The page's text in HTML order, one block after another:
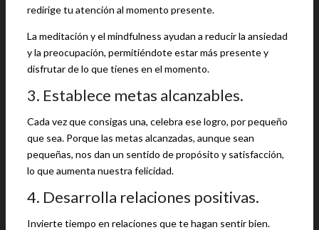
redirige tu atención al momento presente.
La meditación y el mindfulness ayudan a reducir la ansiedad
y la preocupación, permitiéndote estar más presente y
disfrutar de lo que tienes en el momento.
3. Establece metas alcanzables.
Cada vez que consigas una, celebra ese logro, por pequeño
que sea. Porque las metas alcanzadas, aunque sean
pequeñas, nos dan un sentido de propósito y satisfacción,
lo que aumenta nuestra felicidad.
4. Desarrolla relaciones positivas.
Invierte tiempo en relaciones que te hagan sentir bien.